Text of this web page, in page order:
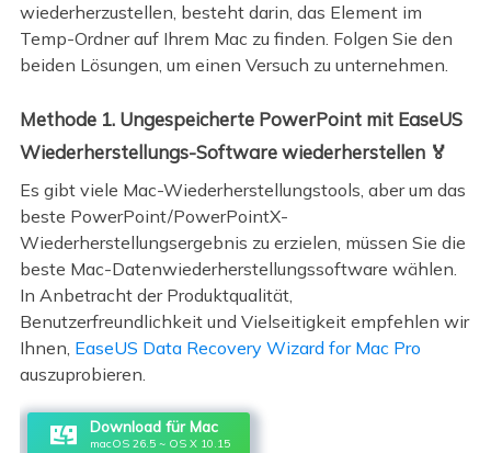
wiederherzustellen, besteht darin, das Element im
Temp-Ordner auf Ihrem Mac zu finden. Folgen Sie den
beiden Lösungen, um einen Versuch zu unternehmen.
Methode 1. Ungespeicherte PowerPoint mit EaseUS
Wiederherstellungs-Software wiederherstellen 🏅
Es gibt viele Mac-Wiederherstellungstools, aber um das
beste PowerPoint/PowerPointX-
Wiederherstellungsergebnis zu erzielen, müssen Sie die
beste Mac-Datenwiederherstellungssoftware wählen.
In Anbetracht der Produktqualität,
Benutzerfreundlichkeit und Vielseitigkeit empfehlen wir
Ihnen, EaseUS Data Recovery Wizard for Mac Pro
auszuprobieren.
Download für Mac
macOS 26.5 ~ OS X 10.15